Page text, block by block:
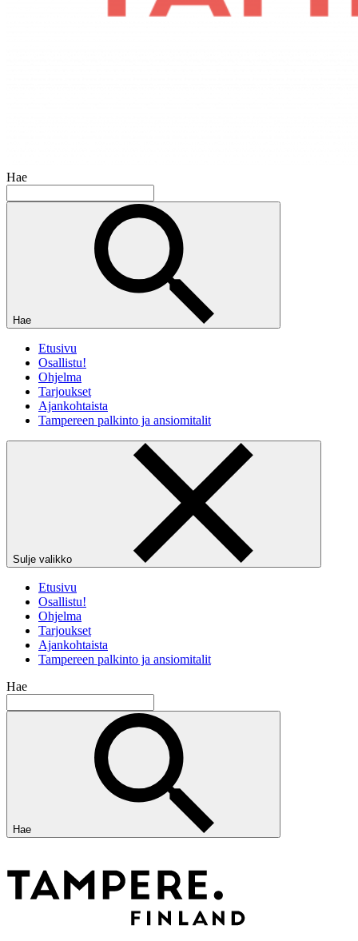
Hae
Hae
Etusivu
Osallistu!
Ohjelma
Tarjoukset
Ajankohtaista
Tampereen palkinto ja ansiomitalit
Sulje valikko
Etusivu
Osallistu!
Ohjelma
Tarjoukset
Ajankohtaista
Tampereen palkinto ja ansiomitalit
Hae
Hae